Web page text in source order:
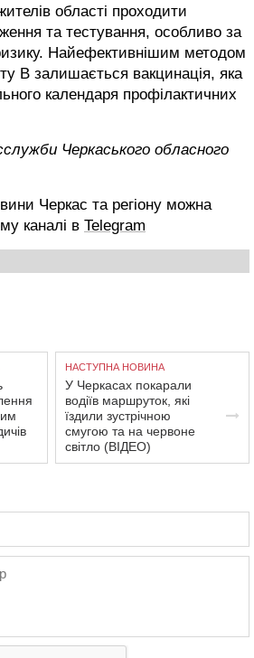
області проходити
та тестування, особливо за
Найефективнішим методом
В залишається вакцинація, яка
календаря профілактичних
Черкаського обласного
Черкас та регіону можна
каналі в Telegram
НАСТУПНА НОВИНА
У Черкасах покарали
водіїв маршруток, які
їздили зустрічною
смугою та на червоне
світло (ВІДЕО)